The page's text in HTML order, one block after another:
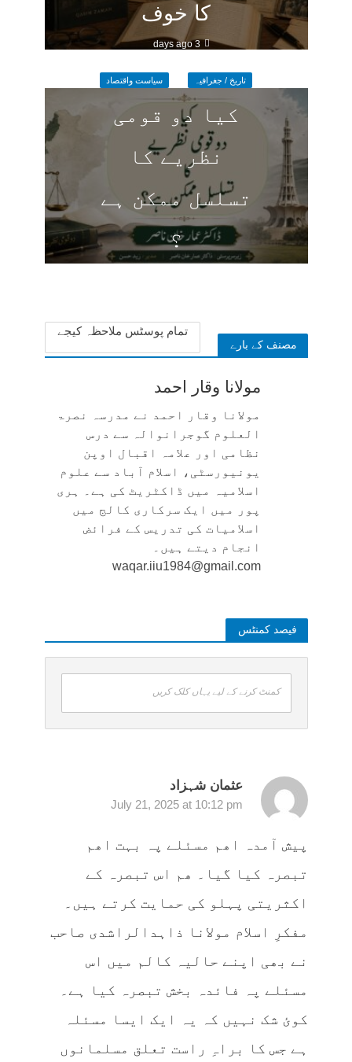
کا خوف
3 days ago
تاریخ / جغرافیہ سیاست واقتصاد
کیا دو قومی
نظریے کا
تسلسل ممکن ہے
؟
مصنف کے بارے
تمام پوسٹس ملاحظہ کیجے
مولانا وقار احمد
مولانا وقار احمد نے مدرسہ نصرۃ
العلوم گوجرانوالہ سے درس
نظامی اور علامہ اقبال اوپن
یونیورسٹی، اسلام آباد سے علوم
اسلامیہ میں ڈاکٹریٹ کی ہے۔ ہری
پور میں ایک سرکاری کالج میں
اسلامیات کی تدریس کے فرائض
انجام دیتے ہیں۔
waqar.iiu1984@gmail.com
فیصد کمنٹس
کمنٹ کرنے کے لیے یہاں کلک کریں
عثمان شہزاد
July 21, 2025 at 10:12 pm
پیش آمدہ اھم مسئلے پہ بہت اھم
تبصرہ کیا گیا۔ ھم اس تبصرہ کے
اکثریتی پہلو کی حمایت کرتے ہیں۔
مفکرِ اسلام مولانا ذاہدالراشدی صاحب
نے بھی اپنے حالیہ کالم میں اس
مسئلے پہ فائدہ بخش تبصرہ کیا ہے۔
کوئ شک نہیں کہ یہ ایک ایسا مسئلہ
ہے جس کا براہِ راست تعلق مسلمانوں